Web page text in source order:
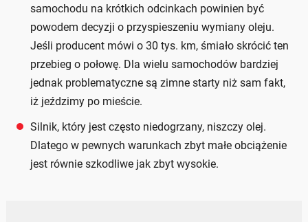
samochodu na krótkich odcinkach powinien być
powodem decyzji o przyspieszeniu wymiany oleju.
Jeśli producent mówi o 30 tys. km, śmiało skrócić ten
przebieg o połowę. Dla wielu samochodów bardziej
jednak problematyczne są zimne starty niż sam fakt,
iż jeździmy po mieście.
Silnik, który jest często niedogrzany, niszczy olej.
Dlatego w pewnych warunkach zbyt małe obciążenie
jest równie szkodliwe jak zbyt wysokie.